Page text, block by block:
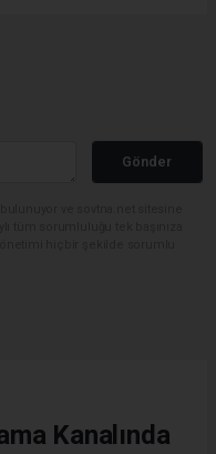
Gönder
Kanalında